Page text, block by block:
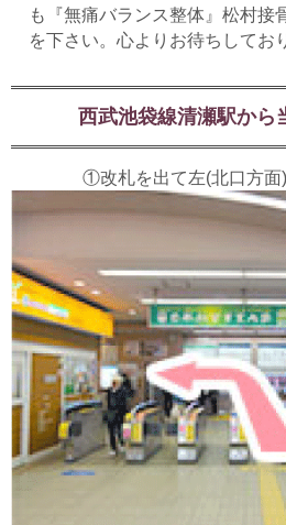
も『無痛バランス整体』松村接
を下さい。心よりお待ちしてお
西武池袋線清瀬駅から
①改札を出て左(北口方面)